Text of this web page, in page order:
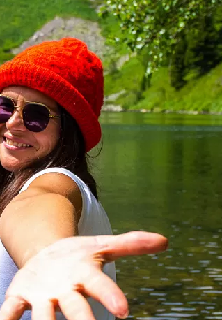
О регионе
Общая информация
Как добраться
Люди, прославившие Алтай
Карты и буклеты